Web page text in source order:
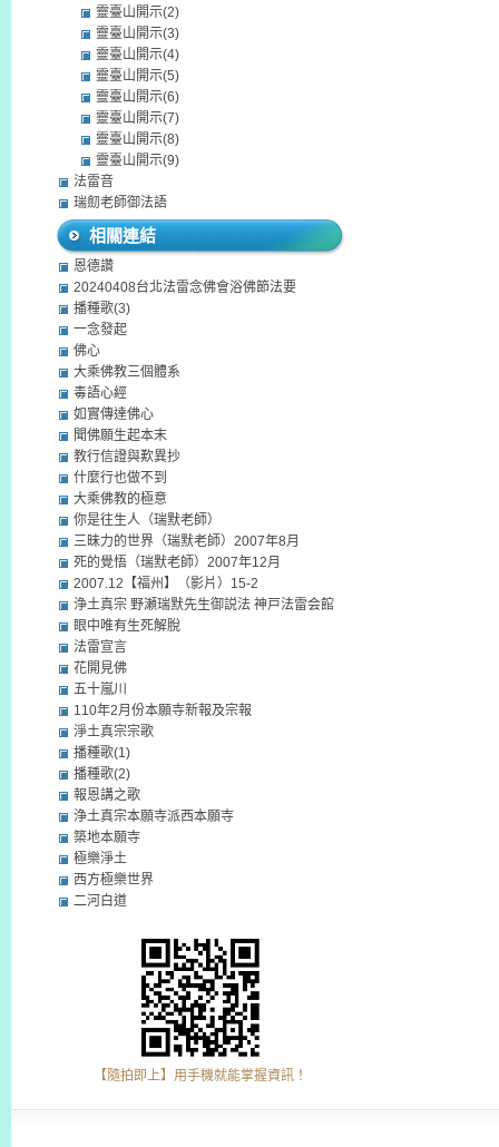
靈臺山開示(2)
靈臺山開示(3)
靈臺山開示(4)
靈臺山開示(5)
靈臺山開示(6)
靈臺山開示(7)
靈臺山開示(8)
靈臺山開示(9)
法雷音
瑞劎老師御法語
相關連結
恩德讚
20240408台北法雷念佛會浴佛節法要
播種歌(3)
一念發起
佛心
大乘佛教三個體系
毒語心經
如實傳達佛心
聞佛願生起本末
教行信證與歎異抄
什麼行也做不到
大乘佛教的極意
你是往生人（瑞默老師）
三昧力的世界（瑞默老師）2007年8月
死的覺悟（瑞默老師）2007年12月
2007.12【福州】（影片）15-2
浄土真宗 野瀬瑞默先生御説法 神戸法雷会館
眼中唯有生死解脫
法雷宣言
花開見佛
五十嵐川
110年2月份本願寺新報及宗報
淨土真宗宗歌
播種歌(1)
播種歌(2)
報恩講之歌
浄土真宗本願寺派西本願寺
築地本願寺
極樂淨土
西方極樂世界
二河白道
【隨拍即上】用手機就能掌握資訊！